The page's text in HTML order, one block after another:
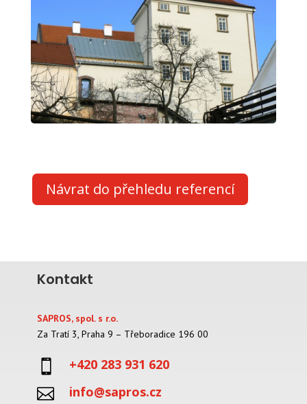
Návrat do přehledu referencí
Kontakt
SAPROS, spol. s r.o.
Za Tratí 3, Praha 9 – Třeboradice 196 00
 +420 283 931 620
 info@sapros.cz